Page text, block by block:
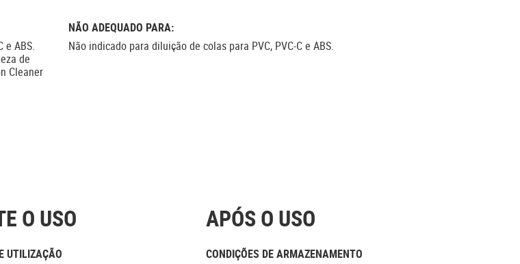
e ABS.
de
Cleaner
NÃO ADEQUADO PARA:
Não indicado para diluição de colas para PVC, PVC-C e ABS.
O USO
UTILIZAÇÃO
APÓS O USO
CONDIÇÕES DE ARMAZENAMENTO